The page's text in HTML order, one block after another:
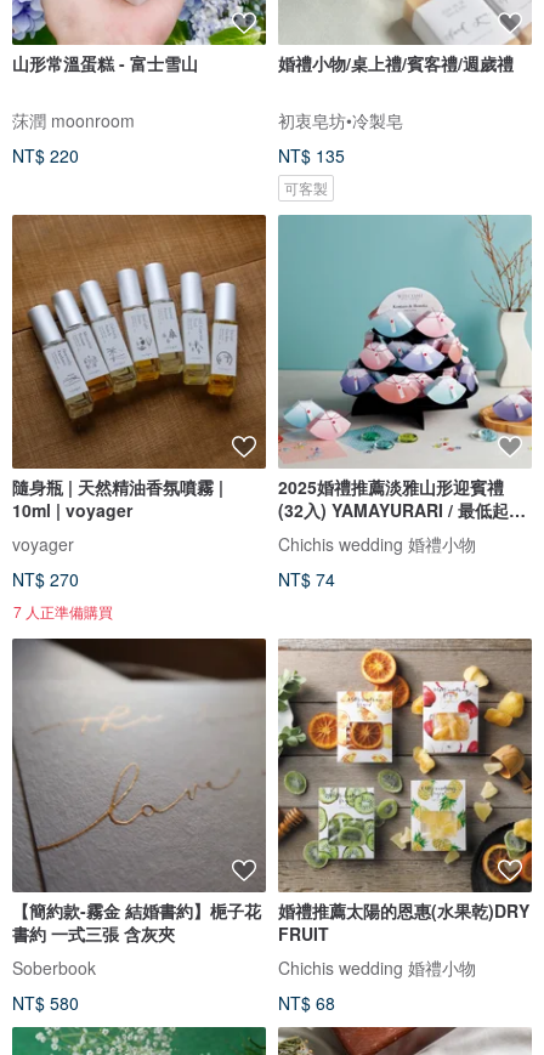
山形常溫蛋糕 - 富士雪山
莯潤 moonroom
NT$ 220
婚禮小物/桌上禮/賓客禮/週歲禮
初衷皂坊•冷製皂
NT$ 135
可客製
隨身瓶 | 天然精油香氛噴霧 |
10ml | voyager
voyager
NT$ 270
7 人正準備購買
2025婚禮推薦淡雅山形迎賓禮
(32入) YAMAYURARI / 最低起訂
量為
Chichis wedding 婚禮小物
NT$ 74
【簡約款-霧金 結婚書約】梔子花
書約 一式三張 含灰夾
Soberbook
NT$ 580
婚禮推薦太陽的恩惠(水果乾)DRY
FRUIT
Chichis wedding 婚禮小物
NT$ 68